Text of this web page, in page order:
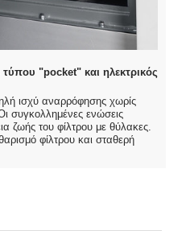
"pocket" και ηλεκτρικός
ισχύ αναρρόφησης χωρίς
συγκολλημένες ενώσεις
ζωής του φίλτρου με θύλακες.
φίλτρου και σταθερή